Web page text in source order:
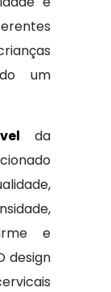
um
da
e
design